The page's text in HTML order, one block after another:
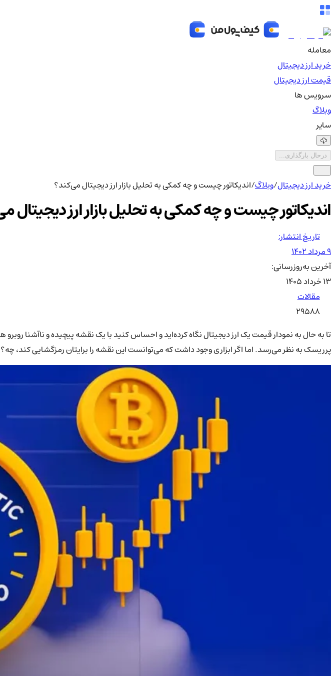
معامله
خرید ارز دیجیتال
قیمت ارز دیجیتال
سرویس ها
وبلاگ
سایر
درحال بارگذاری...
خرید ارز دیجیتال/وبلاگ/اندیکاتور چیست و چه کمکی به تحلیل بازار ارز دیجیتال می‌کند؟
اندیکاتور چیست و چه کمکی به تحلیل بازار ارز دیجیتال
تاریخ انتشار:
۹ مرداد ۱۴۰۲
آخرین به‌روزرسانی:
۱۳ خرداد ۱۴۰۵
مقالات
29588
تا به حال به نمودار قیمت یک ارز دیجیتال نگاه کرده‌اید و احساس کنید با یک نقشه پیچیده و
پرریسک به نظر می‌رسد. اما اگر ابزاری وجود داشت که می‌توانست این نقشه را برایتان رمزگشایی کند، چه؟